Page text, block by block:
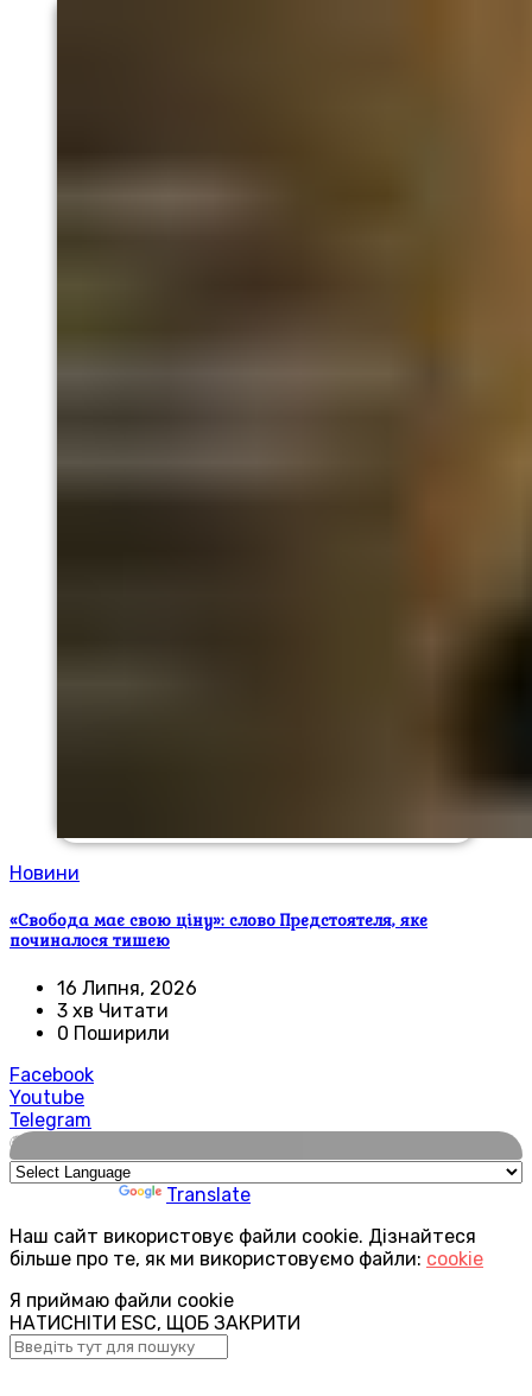
Новини
«Свобода має свою ціну»: слово Предстоятеля, яке
починалося тишею
16 Липня, 2026
3 хв Читати
0 Поширили
Facebook
Youtube
Telegram
🌍
Translate
Наш сайт використовує файли cookie. Дізнайтеся
більше про те, як ми використовуємо файли: cookie
Я приймаю файли cookie
НАТИСНІТИ ESC, ЩОБ ЗАКРИТИ